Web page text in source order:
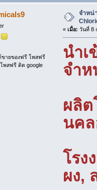
ายของฟรี โพสฟรี
พสฟรี ติด google
จำหน่
« เมื่อ: วันที่ 8
นำเ
จำห
ผลิ
นคล
โรง
ผง,